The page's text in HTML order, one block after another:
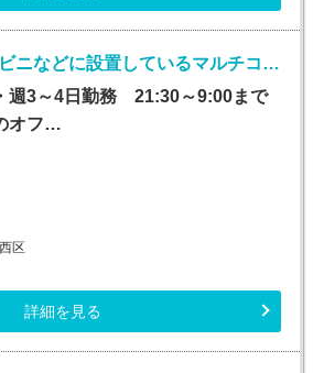
オフィス事務(コンビニなどに設置しているマルチコピー機に関するバック事務)
・週3～4日勤務 21:30～9:00まで
オフ…
区
詳細を見る